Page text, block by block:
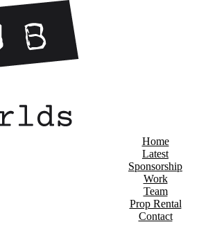
Home
Latest
Sponsorship
Work
Team
Prop Rental
Contact